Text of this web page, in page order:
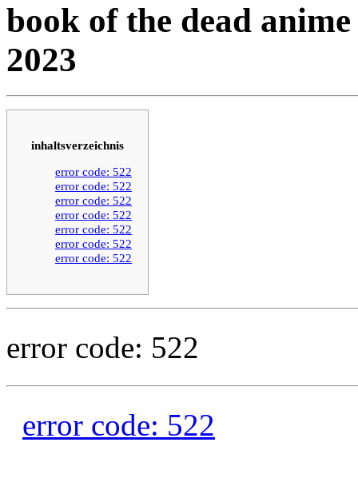
book of the dead
2023
inhaltsverzeichnis
error code: 522
error code: 522
error code: 522
error code: 522
error code: 522
error code: 522
error code: 522
error code: 522
error code: 522